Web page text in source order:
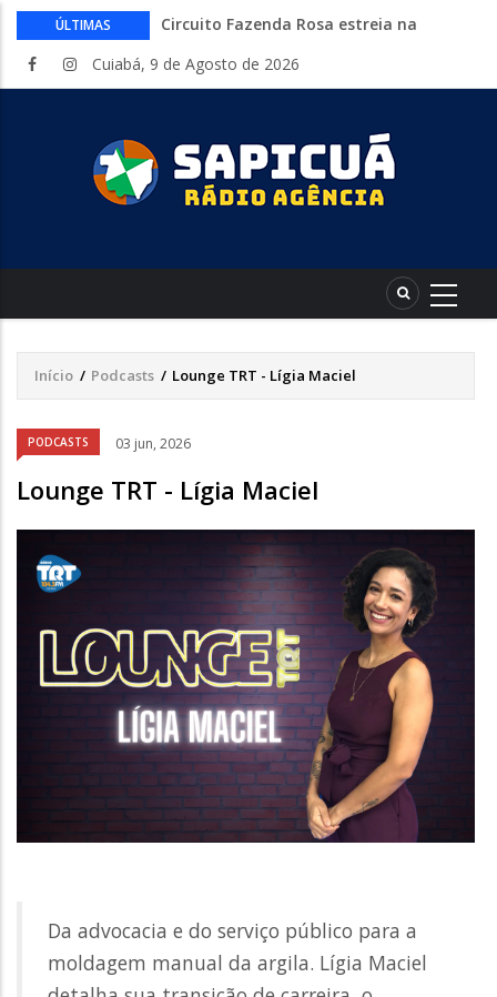
ÚLTIMAS
Circuito Fazenda Rosa estreia na
atividades do agronegócio
sexta-feira
Começa nesta sexta-feira em Cuiabá o
Mato Grosso AgroFestival, com rodeio e
crimes digitais contra menores
CAIXA e iFood facilitam financiamento
entregadores
Cuiabá, 9 de Agosto de 2026
Trilha
de
navegação
Início / Podcasts / Lounge TRT - Lígia Maciel
PODCASTS 03 jun, 2026
Lounge TRT - Lígia Maciel
Da advocacia e do serviço público para a
moldagem manual da argila. Lígia Maciel